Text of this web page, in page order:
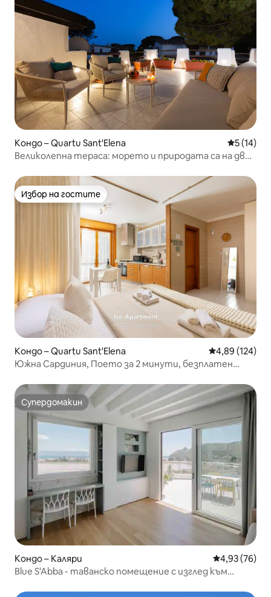
Кондо – Quartu Sant'Elena Средна
5 (14)
Великолепна тераса: морето и природата са на две
Избор на гостите
Избор на гостите
Кондо – Quartu Sant'Elena Средна
4,89 (124)
Южна Сардиния, Поето за 2 минути, безплатен
Супердомакин
Супердомакин
Кондо – Каляри Средна
4,93 (76)
Blue S'Abba - таванско помещение с изглед към